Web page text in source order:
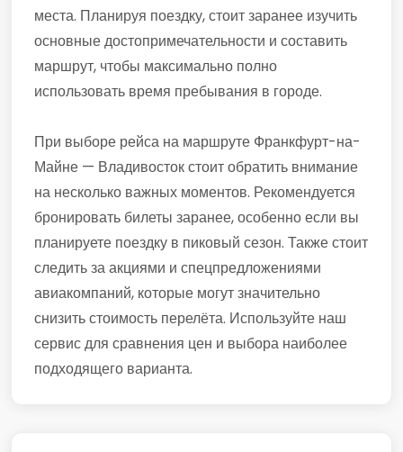
места. Планируя поездку, стоит заранее изучить
основные достопримечательности и составить
маршрут, чтобы максимально полно
использовать время пребывания в городе.
При выборе рейса на маршруте Франкфурт-на-
Майне — Владивосток стоит обратить внимание
на несколько важных моментов. Рекомендуется
бронировать билеты заранее, особенно если вы
планируете поездку в пиковый сезон. Также стоит
следить за акциями и спецпредложениями
авиакомпаний, которые могут значительно
снизить стоимость перелёта. Используйте наш
сервис для сравнения цен и выбора наиболее
подходящего варианта.